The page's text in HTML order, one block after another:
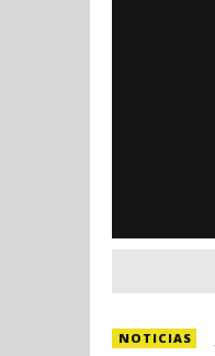
NOTICIAS